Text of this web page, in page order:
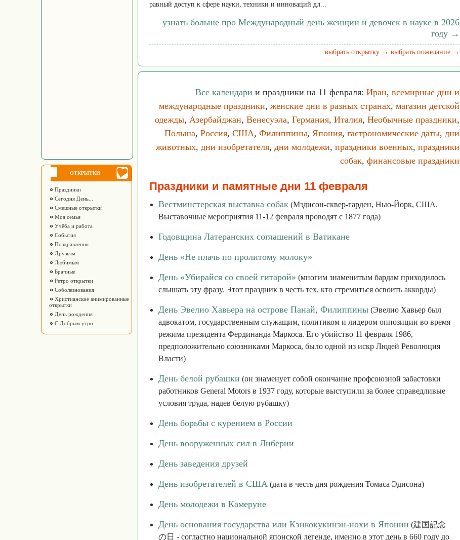
ОТКРЫТКИ
Праздники
Сегодня День...
Смешные открытки
Моя семья
Учёба и работа
События
Поздравления
Друзьям
Любимым
Брачные
Ретро открытки
Соболезнования
Христианские анимированные
открытки
День рождения
С Добрым утро
равный доступ к сфере науки, техники и инноваций дл...
узнать больше про Международный день женщин и девочек в науке в 2026
году →
выбрать открытку → выбрать пожелание →
Все календари и праздники на 11 февраля: Иран, всемирные дни и
международные праздники, женские дни в разных странах, магазин детской
одежды, Азербайджан, Венесуэла, Германия, Италия, Необычные праздники,
Польша, Россия, США, Филиппины, Япония, гастрономические даты, дни
животных, дни изобретателя, дни молодежи, праздники военных, праздники
собак, финансовые праздники
Праздники и памятные дни 11 февраля
Вестминстерская выставка собак (Мэдисон-сквер-гарден, Нью-Йорк, США.
Выставочные мероприятия 11-12 февраля проводят с 1877 года)
Годовщина Латеранских соглашений в Ватикане
День «Не плачь по пролитому молоку»
День «Убирайся со своей гитарой» (многим знаменитым бардам приходилось
слышать эту фразу. Этот праздник в честь тех, кто стремиться освоить аккорды)
День Эвелио Хавьера на острове Панай, Филиппины (Эвелио Хавьер был
адвокатом, государственным служащим, политиком и лидером оппозиции во время
режима президента Фердинанда Маркоса. Его убийство 11 февраля 1986,
предположительно союзниками Маркоса, было одной из искр Людей Революция
Власти)
День белой рубашки (он знаменует собой окончание профсоюзной забастовки
работников General Motors в 1937 году, которые выступили за более справедливые
условия труда, надев белую рубашку)
День борьбы с курением в России
День вооруженных сил в Либерии
День заведения друзей
День изобретателей в США (дата в честь дня рождения Томаса Эдисона)
День молодежи в Камеруне
День основания государства или Кэнкокукинэн-нохи в Японии (建国記念
の日 - согластно национальной японской легенде, именно в этот день в 660 году до